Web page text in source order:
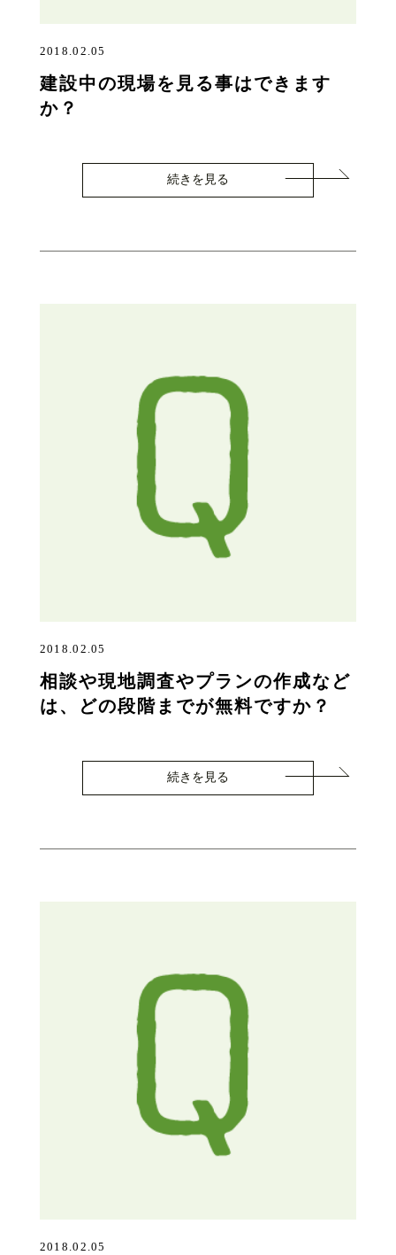
2018.02.05
建設中の現場を見る事はできます
か？
続きを見る
2018.02.05
相談や現地調査やプランの作成など
は、どの段階までが無料ですか？
続きを見る
2018.02.05